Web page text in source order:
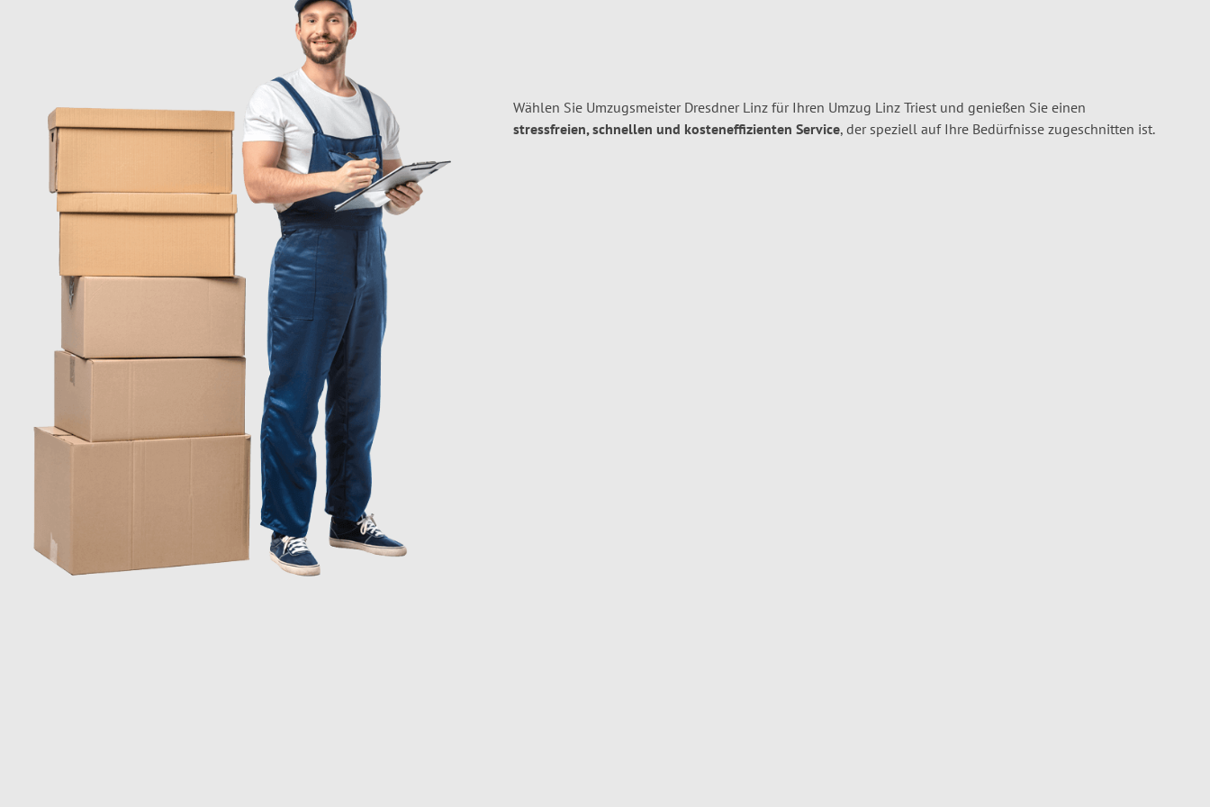
Wählen Sie Umzugsmeister Dresdner Linz für Ihren Umzug Linz Triest und genießen Sie einen
stressfreien, schnellen und kosteneffizienten Service, der speziell auf Ihre Bedürfnisse zugeschnitten ist.